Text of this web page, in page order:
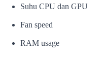
Suhu CPU dan GPU
Fan speed
RAM usage